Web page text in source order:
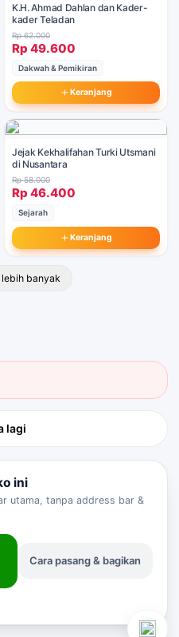
K.H. Ahmad Dahlan dan Kader-
kader Teladan
Rp 62.000
Rp 49.600
Dakwah & Pemikiran
Keranjang
Jejak Kekhalifahan Turki Utsmani
di Nusantara
Rp 58.000
Rp 46.400
Sejarah
Keranjang
banyak
lagi
Sahabat Pro-U
ini
utama, tanpa address bar &
Cara pasang & bagikan